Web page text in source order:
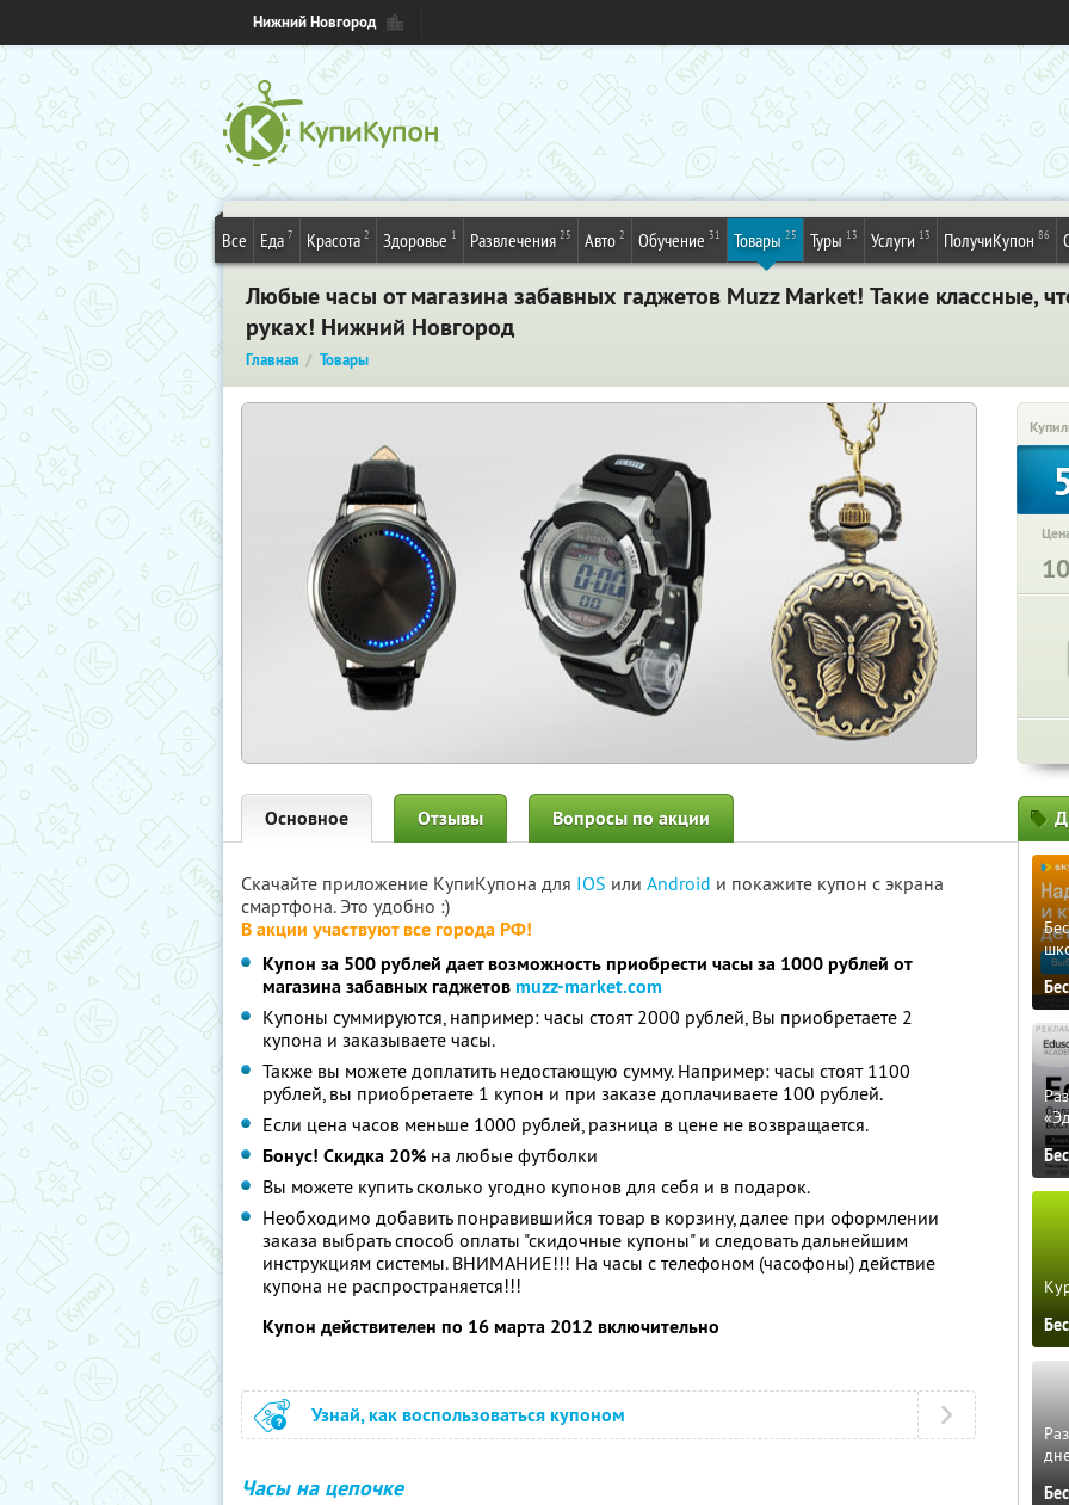
Нижний Новгород
Все Еда 7 Красота 2 Здоровье 1 Развлечения 25 Авто 2 Обучение 31 Товары 25 Туры 13 Услуги 13 ПолучиКупон 86
Любые часы от магазина забавных гаджетов Muzz Market! Такие классные,
руках! Нижний Новгород
Главная Товары
Основное Отзывы Вопросы по акции
Скачайте приложение КупиКупона для IOS или Android и покажите купон с экрана
смартфона. Это удобно :)
В акции участвуют все города РФ!
Купон за 500 рублей дает возможность приобрести часы за 1000 рублей от
магазина забавных гаджетовmuzz-market.com
Купоны суммируются, например: часы стоят 2000 рублей, Вы приобретаете 2
купона и заказываете часы.
Также вы можете доплатить недостающую сумму. Например: часы стоят 1100
рублей, вы приобретаете 1 купон и при заказе доплачиваете 100 рублей.
Если цена часов меньше 1000 рублей, разница в цене не возвращается.
Бонус! Скидка 20% на любые футболки
Вы можете купить сколько угодно купонов для себя и в подарок.
Необходимо добавить понравившийся товар в корзину, далее при оформлении
заказа выбрать способ оплаты "скидочные купоны" и следовать дальнейшим
инструкциям системы. ВНИМАНИЕ!!! На часы с телефоном (часофоны) действие
купона не распространяется!!!
Купон действителен по 16 марта 2012 включительно
Узнай, как воспользоваться купоном
Часы на цепочке